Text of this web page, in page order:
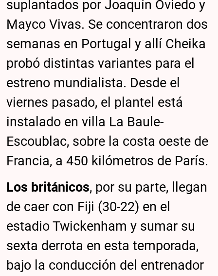
suplantados por Joaquín Oviedo y
Mayco Vivas. Se concentraron dos
semanas en Portugal y allí Cheika
probó distintas variantes para el
estreno mundialista. Desde el
viernes pasado, el plantel está
instalado en villa La Baule-
Escoublac, sobre la costa oeste de
Francia, a 450 kilómetros de París.
Los británicos, por su parte, llegan
de caer con Fiji (30-22) en el
estadio Twickenham y sumar su
sexta derrota en esta temporada,
bajo la conducción del entrenador